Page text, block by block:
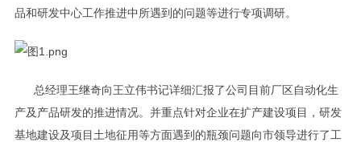
品和研发中心工作推进中所遇到的问题等进行专项调研。
总经理王继奇向王立伟书记详细汇报了公司目前厂区自动化生
产及产品研发的推进情况。并重点针对企业在扩产建设项目，研发
基地建设及项目土地征用等方面遇到的瓶颈问题向市领导进行了工